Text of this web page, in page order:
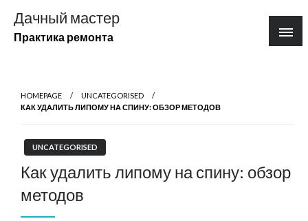
содержимому
Дачный мастер
Практика ремонта
HOMEPAGE
UNCATEGORISED
КАК УДАЛИТЬ ЛИПОМУ НА СПИНУ: ОБЗОР МЕТОДОВ
UNCATEGORISED
Как удалить липому на спину: обзор
методов